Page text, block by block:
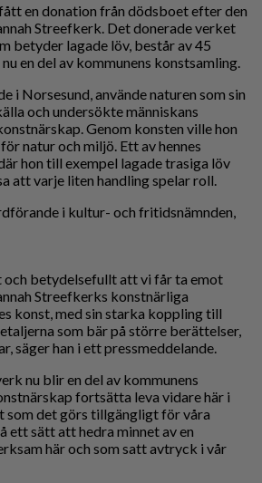
en donation från dödsboet efter den
Streefkerk. Det donerade verket
betyder lagade löv, består av 45
en del av kommunens konstsamling.
i Norsesund, använde naturen som sin
och undersökte människans
Genom konsten ville hon
natur och miljö. Ett av hennes
hon till exempel lagade trasiga löv
att varje liten handling spelar roll.
i kultur- och fritidsnämnden,
och betydelsefullt att vi får ta emot
Streefkerks konstnärliga
konst, med sin starka koppling till
som bär på större berättelser,
säger han i ett pressmeddelande.
nu blir en del av kommunens
fortsätta leva vidare här i
som det görs tillgängligt för våra
ett sätt att hedra minnet av en
här och som satt avtryck i vår